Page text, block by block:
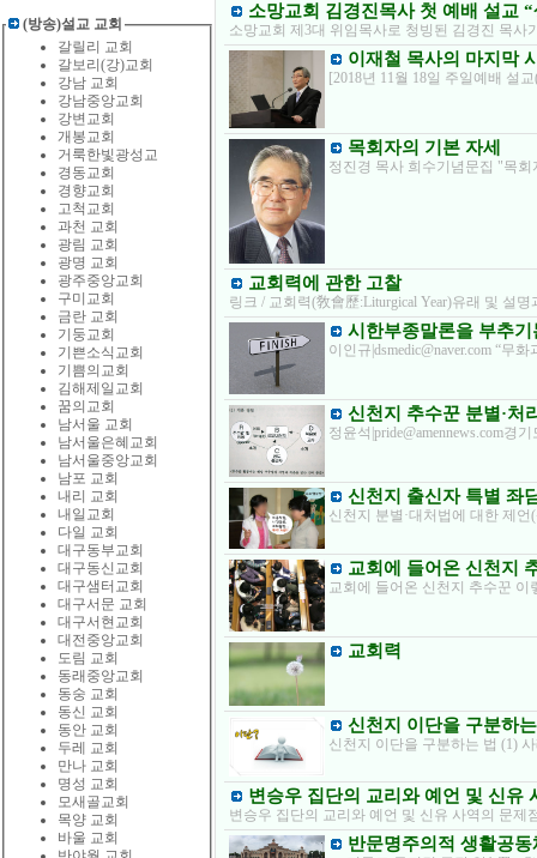
(방송)설교 교회
갈릴리 교회
갈보리(강)교회
강남 교회
강남중앙교회
강변교회
개봉교회
거룩한빛광성교
경동교회
경향교회
고척교회
과천 교회
광림 교회
광명 교회
광주중앙교회
구미교회
금란 교회
기둥교회
기쁜소식교회
기쁨의교회
김해제일교회
꿈의교회
남서울 교회
남서울은혜교회
남서울중앙교회
남포 교회
내리 교회
내일교회
다일 교회
대구동부교회
대구동신교회
대구샘터교회
대구서문 교회
대구서현교회
대전중앙교회
도림 교회
동래중앙교회
동숭 교회
동신 교회
동안 교회
두레 교회
만나 교회
명성 교회
모새골교회
목양 교회
바울 교회
소망교회 김경진목사 첫 예배 설교
소망교회 제3대 위임목사로 청빙된 김경진 목
이재철 목사의 마지막
[2018년 11월 18일 주일예배 설
목회자의 기본 자세
정진경 목사 희수기념문집 "목회
교회력에 관한 고찰
링크 / 교회력(敎會歷:Liturgical Year)유래 및 설
시한부종말론을 부추
이인규|dsmedic@naver.com “
신천지 추수꾼 분별·처
정윤석|pride@amennews.com
신천지 출신자 특별 좌
신천지 분별·대처법에 대한 제언
교회에 들어온 신천지
교회에 들어온 신천지 추수꾼
교회력
신천지 이단을 구분하
신천지 이단을 구분하는 법 (1)
변승우 집단의 교리와 예언 및 신유
변승우 집단의 교리와 예언 및 신유 사역의 문
반문명주의적 생활공